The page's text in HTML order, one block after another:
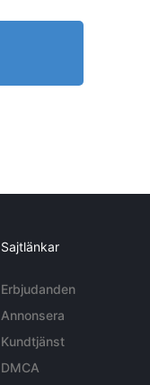
Sajtlänkar
Erbjudanden
Annonsera
Kundtjänst
DMCA